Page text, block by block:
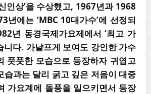
인상’을 수상했고, 1967년과 1968
년에는 ‘MBC 10대가수’에 선정되
년 동경국제가요제에서 ‘최고 가
니다. 가냘프게 보여도 강인한 가수
풋풋한 모습으로 등장하자 귀엽고
습과는 달리 굵고 깊은 저음이 대중
가요계에 돌풍을 일으키면서 등장